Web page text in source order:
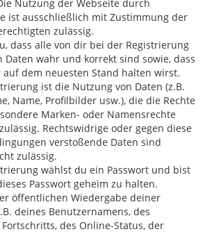
Nutzung der Webseite durch
ist ausschließlich mit Zustimmung der
zulässig.
dass alle von dir bei der Registrierung
Daten wahr und korrekt sind sowie, dass
dem neuesten Stand halten wirst.
ist die Nutzung von Daten (z.B.
Name, Profilbilder usw.), die die Rechte
Marken- oder Namensrechte
Rechtswidrige oder gegen diese
verstoßende Daten sind
zulässig.
wählst du ein Passwort und bist
Passwort geheim zu halten.
öffentlichen Wiedergabe deiner
deines Benutzernamens, des
des Online-Status, der